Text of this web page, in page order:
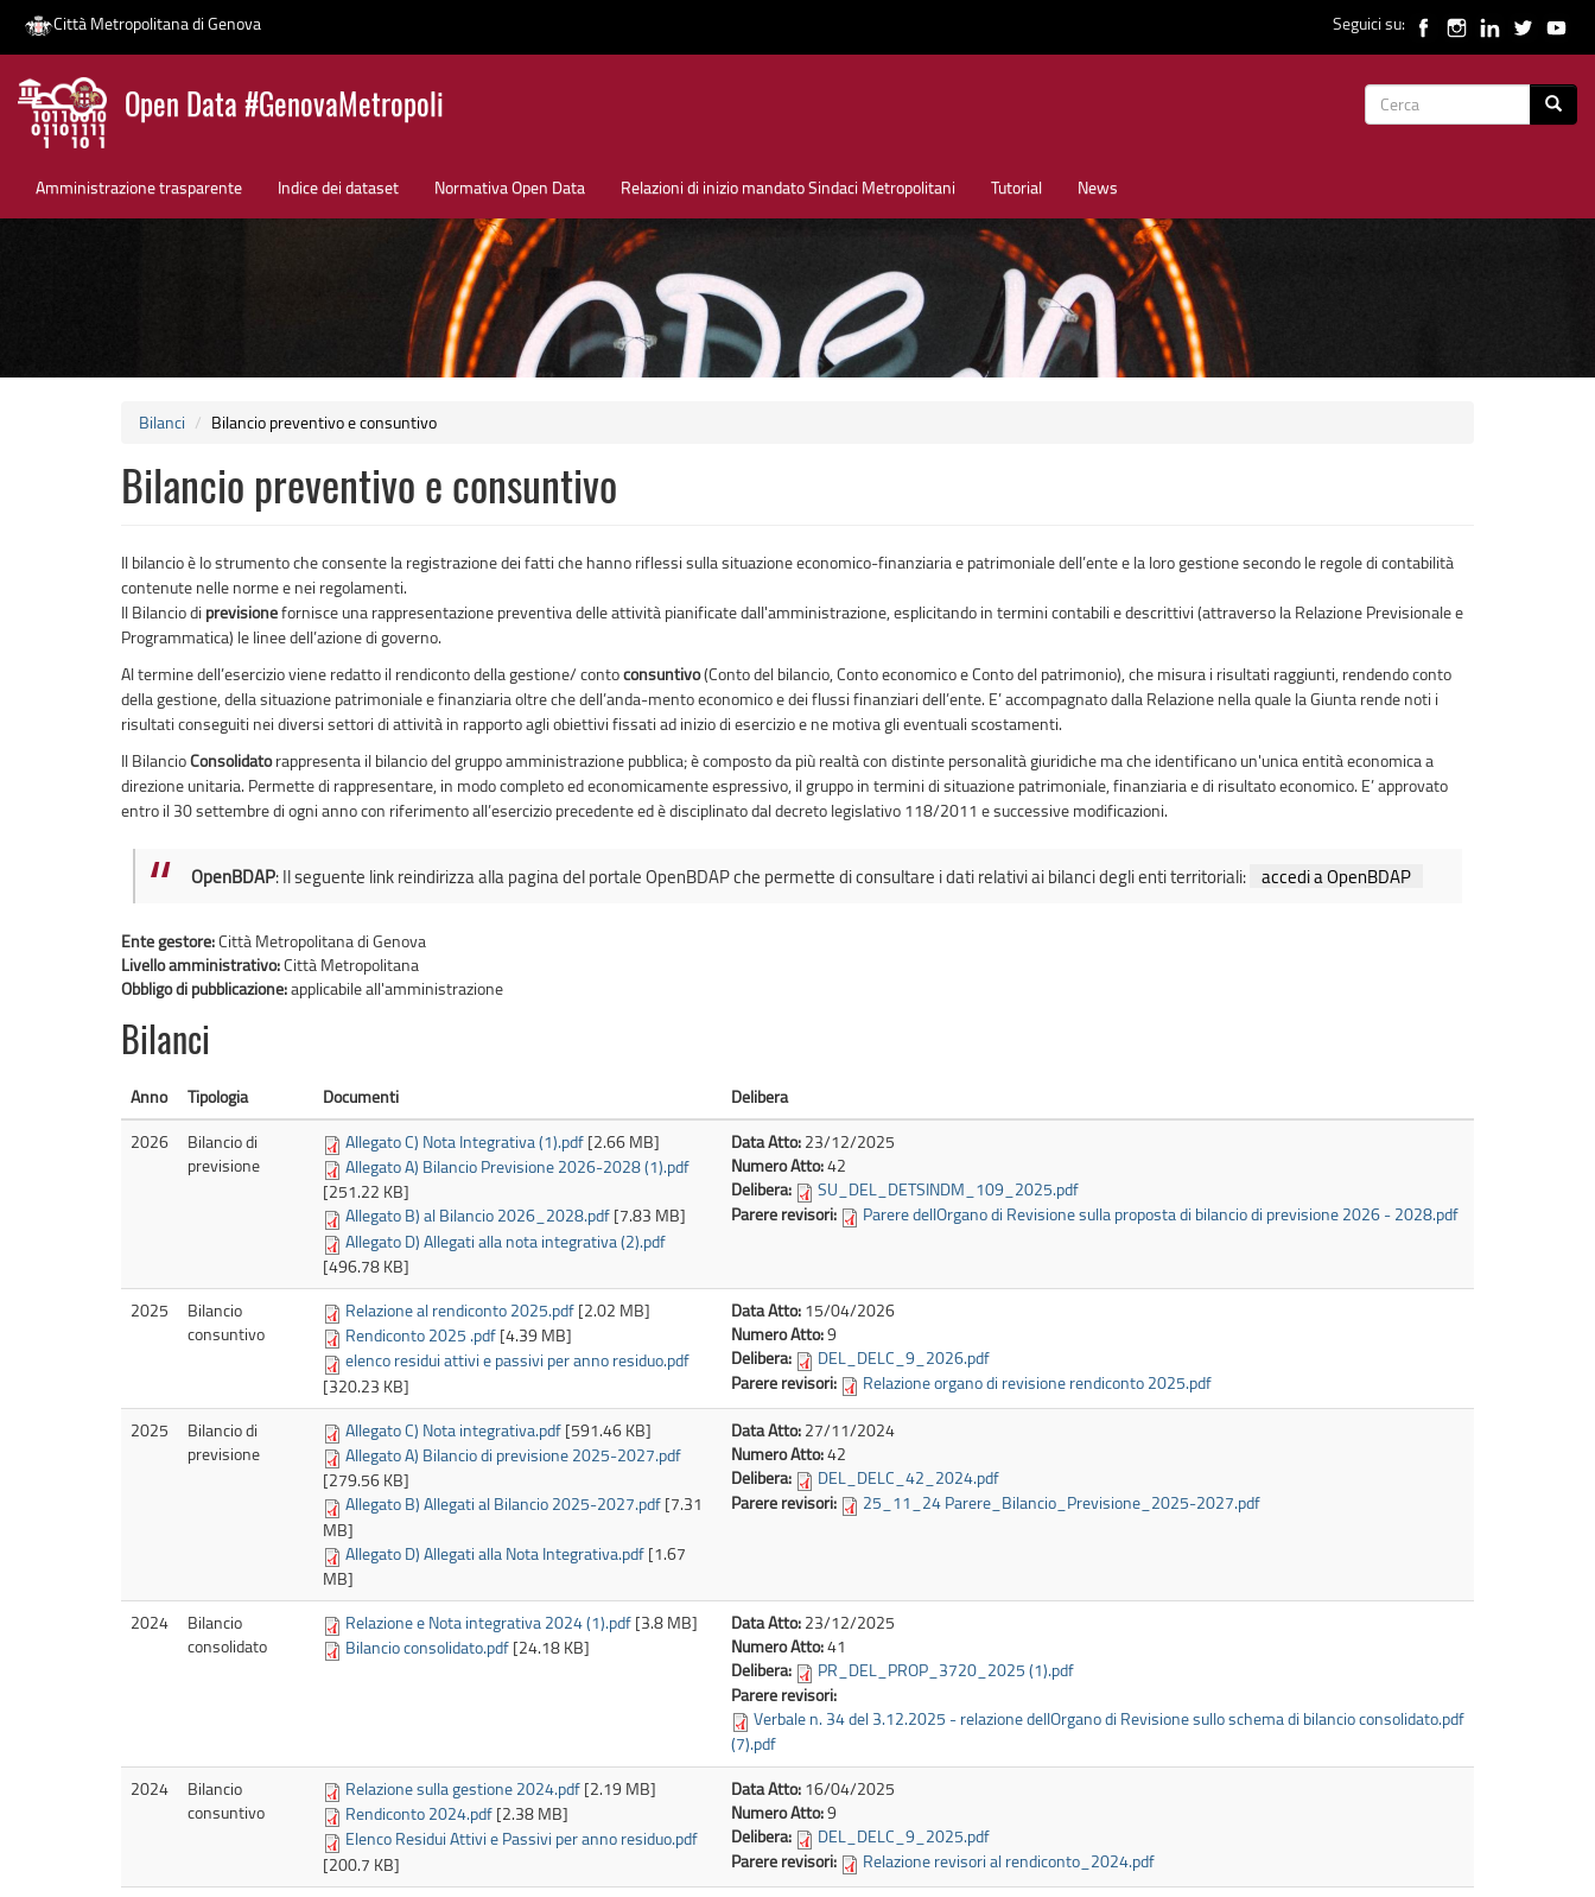
Salta
contenuto
Città Metropolitana di Genova Seguici su:
Open Data #GenovaMetropoli
Form
Amministrazione trasparente Indice dei dataset Normativa Open Data Relazioni di inizio mandato Sindaci Metropolitani Tutorial News
News
Bilanci Bilancio preventivo e consuntivo
Bilancio preventivo e consuntivo
Il bilancio è lo strumento che consente la registrazione dei fatti che hanno riflessi sulla situazione economico-finanziaria e patrimoniale dell’ente e la loro gestione secondo le regole di contabilità
contenute nelle norme e nei regolamenti.
Il Bilancio di previsionefornisce una rappresentazione preventiva delle attività pianificate dall'amministrazione, esplicitando in termini contabili e descrittivi (attraverso la Relazione Previsionale e
Programmatica) le linee dell’azione di governo.
Al termine dell’esercizio viene redatto il rendiconto della gestione/ contoconsuntivo(Conto del bilancio, Conto economico e Conto del patrimonio), che misura i risultati raggiunti, rendendo conto
della gestione, della situazione patrimoniale e finanziaria oltre che dell’anda-mento economico e dei flussi finanziari dell’ente. E’ accompagnato dalla Relazione nella quale la Giunta rende noti i
risultati conseguiti nei diversi settori di attività in rapporto agli obiettivi fissati ad inizio di esercizio e ne motiva gli eventuali scostamenti.
Il BilancioConsolidatorappresenta il bilancio del gruppo amministrazione pubblica; è composto da più realtà con distinte personalità giuridiche ma che identificano un'unica entità economica a
direzione unitaria. Permette di rappresentare, in modo completo ed economicamente espressivo, il gruppo in termini di situazione patrimoniale, finanziaria e di risultato economico. E’ approvato
entro il 30 settembre di ogni anno con riferimento all’esercizio precedente ed è disciplinato dal decreto legislativo 118/2011 e successive modificazioni.
OpenBDAP: Il seguente link reindirizza alla pagina del portale OpenBDAP che permette di consultare i dati relativi ai bilanci degli enti territoriali: accedi a OpenBDAP
Ente gestore:Città Metropolitana di Genova
Livello amministrativo:Città Metropolitana
Obbligo di pubblicazione:applicabile all'amministrazione
Bilanci
Anno Tipologia Documenti
Delibera
2026
Bilancio di
previsione
Allegato C) Nota Integrativa (1).pdf [2.66 MB]
Allegato A) Bilancio Previsione 2026-2028 (1).pdf
[251.22 KB]
Allegato B) al Bilancio 2026_2028.pdf [7.83 MB]
Allegato D) Allegati alla nota integrativa (2).pdf
[496.78 KB]
Data Atto: 23/12/2025
Numero Atto:42
Delibera:
SU_DEL_DETSINDM_109_2025.pdf
Parere revisori:
Parere dellOrgano di Revisione sulla proposta di bilancio di previsione 2026 - 2028.pdf
2025
Bilancio
consuntivo
Relazione al rendiconto 2025.pdf [2.02 MB]
Rendiconto 2025 .pdf [4.39 MB]
elenco residui attivi e passivi per anno residuo.pdf
[320.23 KB]
Data Atto: 15/04/2026
Numero Atto:9
Delibera:
DEL_DELC_9_2026.pdf
Parere revisori:
Relazione organo di revisione rendiconto 2025.pdf
2025
Bilancio di
previsione
Allegato C) Nota integrativa.pdf [591.46 KB]
Allegato A) Bilancio di previsione 2025-2027.pdf
[279.56 KB]
Allegato B) Allegati al Bilancio 2025-2027.pdf [7.31
MB]
Allegato D) Allegati alla Nota Integrativa.pdf [1.67
MB]
Data Atto: 27/11/2024
Numero Atto:42
Delibera:
DEL_DELC_42_2024.pdf
Parere revisori:
25_11_24 Parere_Bilancio_Previsione_2025-2027.pdf
2024
Bilancio
consolidato
Relazione e Nota integrativa 2024 (1).pdf [3.8 MB]
Bilancio consolidato.pdf [24.18 KB]
Data Atto: 23/12/2025
Numero Atto:41
Delibera:
PR_DEL_PROP_3720_2025 (1).pdf
Parere revisori:
Verbale n. 34 del 3.12.2025 - relazione dellOrgano di Revisione sullo schema di bilancio consolidato.pdf
(7).pdf
2024
Bilancio
consuntivo
Relazione sulla gestione 2024.pdf [2.19 MB]
Rendiconto 2024.pdf [2.38 MB]
Elenco Residui Attivi e Passivi per anno residuo.pdf
[200.7 KB]
Data Atto: 16/04/2025
Numero Atto:9
Delibera:
DEL_DELC_9_2025.pdf
Parere revisori:
Relazione revisori al rendiconto_2024.pdf